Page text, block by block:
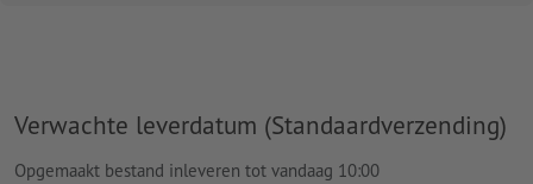
Verwachte leverdatum (Standaardverzending)
Opgemaakt bestand inleveren tot vandaag 10:00